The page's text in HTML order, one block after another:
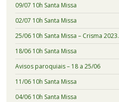
09/07 10h Santa Missa
02/07 10h Santa Missa
25/06 10h Santa Missa – Crisma 2023.
18/06 10h Santa Missa
Avisos paroquiais – 18 a 25/06
11/06 10h Santa Missa
04/06 10h Santa Missa